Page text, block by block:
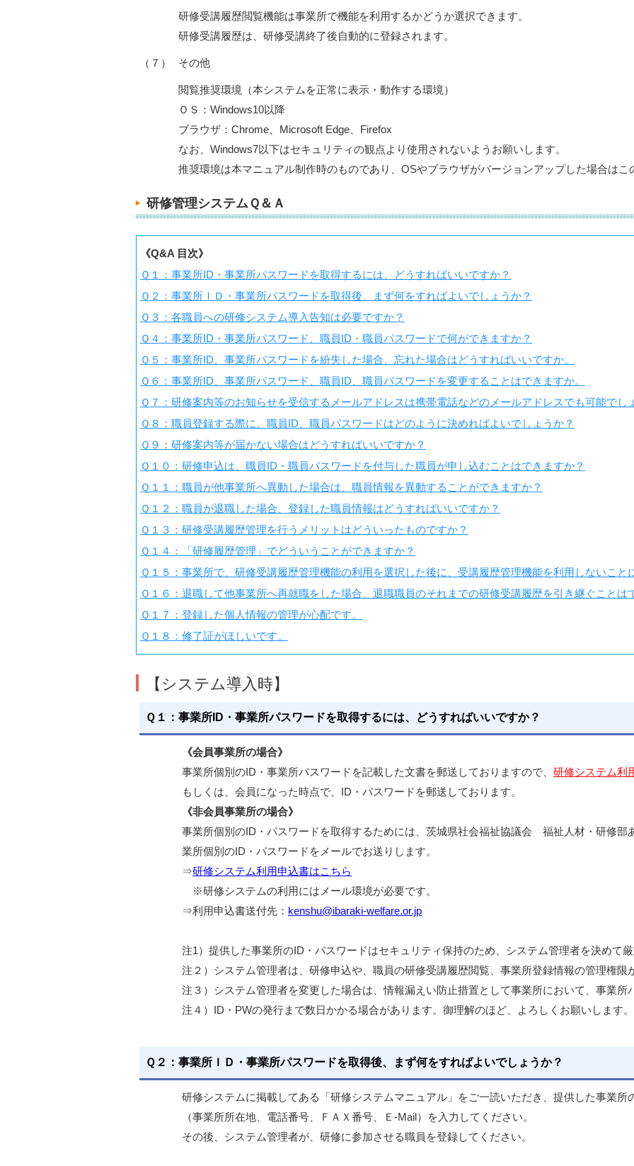
研修受講履歴閲覧機能は事業所で機能を利用するかどうか選択できます。
研修受講履歴は、研修受講終了後自動的に登録されます。
（７） その他
閲覧推奨環境（本システムを正常に表示・動作する環境）
ＯＳ：Windows10以降
ブラウザ：Chrome、Microsoft Edge、Firefox
なお、Windows7以下はセキュリティの観点より使用されないようお願いします。
推奨環境は本マニュアル制作時のものであり、OSやブラウザがバージョンアップした場合はこ
研修管理システムＱ＆Ａ
《Q&A 目次》
Ｑ１：事業所ID・事業所パスワードを取得するには、どうすればいいですか？
Ｑ２：事業所ＩＤ・事業所パスワードを取得後、まず何をすればよいでしょうか？
Ｑ３：各職員への研修システム導入告知は必要ですか？
Ｑ４：事業所ID・事業所パスワード、職員ID・職員パスワードで何ができますか？
Ｑ５：事業所ID、事業所パスワードを紛失した場合、忘れた場合はどうすればいいですか。
Ｑ６：事業所ID、事業所パスワード、職員ID、職員パスワードを変更することはできますか。
Ｑ７：研修案内等のお知らせを受信するメールアドレスは携帯電話などのメールアドレスでも可能でし
Ｑ８：職員登録する際に、職員ID、職員パスワードはどのように決めればよいでしょうか？
Ｑ９：研修案内等が届かない場合はどうすればいいですか？
Ｑ１０：研修申込は、職員ID・職員パスワードを付与した職員が申し込むことはできますか？
Ｑ１１：職員が他事業所へ異動した場合は、職員情報を異動することができますか？
Ｑ１２：職員が退職した場合、登録した職員情報はどうすればいいですか？
Ｑ１３：研修受講履歴管理を行うメリットはどういったものですか？
Ｑ１４：「研修履歴管理」でどういうことができますか？
Ｑ１５：事業所で、研修受講履歴管理機能の利用を選択した後に、受講履歴管理機能を利用しないこと
Ｑ１６：退職して他事業所へ再就職をした場合、退職職員のそれまでの研修受講履歴を引き継ぐことは
Ｑ１７：登録した個人情報の管理が心配です。
Ｑ１８：修了証がほしいです。
【システム導入時】
Ｑ１：事業所ID・事業所パスワードを取得するには、どうすればいいですか？
《会員事業所の場合》
事業所個別のID・事業所パスワードを記載した文書を郵送しておりますので、 研修システム利
もしくは、会員になった時点で、ID・パスワードを郵送しております。
《非会員事業所の場合》
事業所個別のID・パスワードを取得するためには、茨城県社会福祉協議会 福祉人材・研修部
業所個別のID・パスワードをメールでお送りします。
⇒研修システム利用申込書はこちら
※研修システムの利用にはメール環境が必要です。
⇒利用申込書送付先： kenshu@ibaraki-welfare.or.jp
注1）提供した事業所のID・パスワードはセキュリティ保持のため、システム管理者を決めて
注２）システム管理者は、研修申込や、職員の研修受講履歴閲覧、事業所登録情報の管理権限
注３）システム管理者を変更した場合は、情報漏えい防止措置として事業所において、事業所
注４）ID・PWの発行まで数日かかる場合があります。御理解のほど、よろしくお願いします。
Ｑ２：事業所ＩＤ・事業所パスワードを取得後、まず何をすればよいでしょうか？
研修システムに掲載してある「研修システムマニュアル」をご一読いただき、提供した事業
（事業所所在地、電話番号、ＦＡＸ番号、Ｅ-Mail）を入力してください。
その後、システム管理者が、研修に参加させる職員を登録してください。